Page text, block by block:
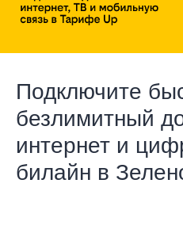
Подключите
безлимитный
интернет и
билайн в